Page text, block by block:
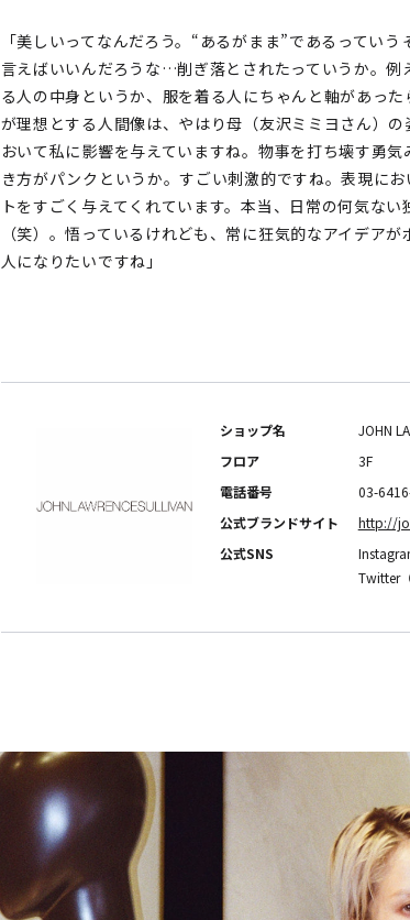
「美しいってなんだろう。“あるがまま”であるっていう
言えばいいんだろうな…削ぎ落とされたっていうか。
る人の中身というか、服を着る人にちゃんと軸があっ
が理想とする人間像は、やはり母（友沢ミミヨさん）
おいて私に影響を与えていますね。物事を打ち壊す勇
き方がパンクというか。すごい刺激的ですね。表現に
トをすごく与えてくれています。本当、日常の何気な
（笑）。悟っているけれども、常に狂気的なアイデア
人になりたいですね」
ショップ名
JOHN
フロア
3F
電話番号
03-
公式ブランドサイト
http://
公式SNS
Twitter